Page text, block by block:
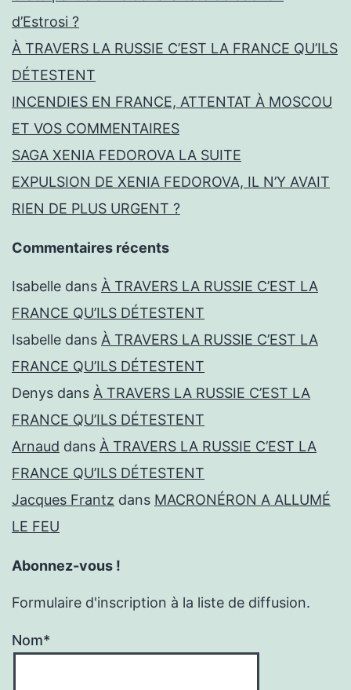
d’Estrosi ?
À TRAVERS LA RUSSIE C’EST LA FRANCE QU’ILS
DÉTESTENT
INCENDIES EN FRANCE, ATTENTAT À MOSCOU
ET VOS COMMENTAIRES
SAGA XENIA FEDOROVA LA SUITE
EXPULSION DE XENIA FEDOROVA, IL N’Y AVAIT
RIEN DE PLUS URGENT ?
Commentaires récents
Isabelle dans À TRAVERS LA RUSSIE C’EST LA
FRANCE QU’ILS DÉTESTENT
Isabelle dans À TRAVERS LA RUSSIE C’EST LA
FRANCE QU’ILS DÉTESTENT
Denys dans À TRAVERS LA RUSSIE C’EST LA
FRANCE QU’ILS DÉTESTENT
Arnaud dans À TRAVERS LA RUSSIE C’EST LA
FRANCE QU’ILS DÉTESTENT
Jacques Frantz dans MACRONÉRON A ALLUMÉ
LE FEU
Abonnez-vous !
Formulaire d'inscription à la liste de diffusion.
Nom*